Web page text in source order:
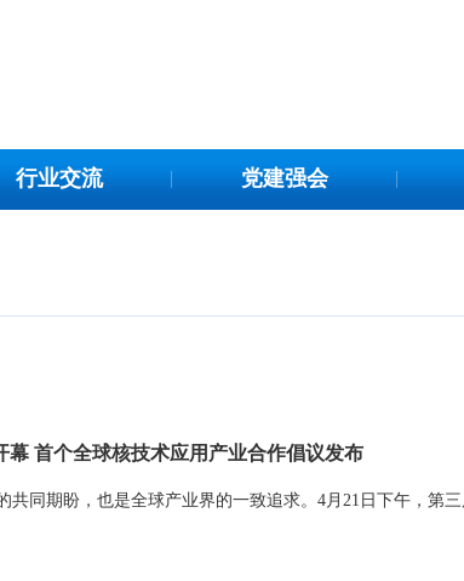
行业交流 党建强会
首个全球核技术应用产业合作倡议发布